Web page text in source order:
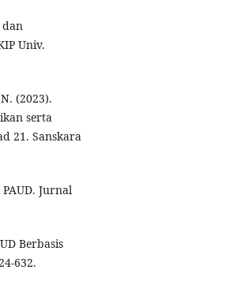
dan
Univ.
(2023).
serta
21. Sanskara
Jurnal
Berbasis
632.